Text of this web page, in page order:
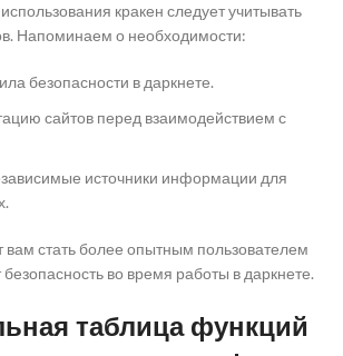
кракен следует учитывать
Напоминаем о необходимости:
безопасности в даркнете.
сайтов перед взаимодействием с
источники информации для
вам стать более опытным пользователем
безопасность во время работы в даркнете.
таблица функций